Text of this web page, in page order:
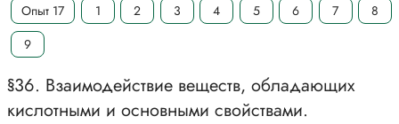
Опыт 17 1 2 3 4 5 6 7
8
9
§36. Взаимодействие веществ, обладающих
кислотными и основными свойствами.